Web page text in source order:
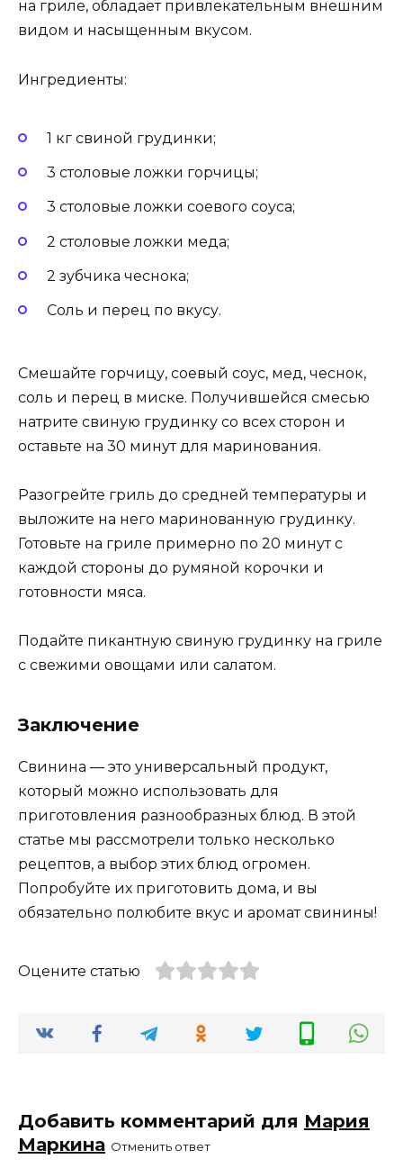
на гриле, обладает привлекательным внешним
видом и насыщенным вкусом.
Ингредиенты:
1 кг свиной грудинки;
3 столовые ложки горчицы;
3 столовые ложки соевого соуса;
2 столовые ложки меда;
2 зубчика чеснока;
Соль и перец по вкусу.
Смешайте горчицу, соевый соус, мед, чеснок,
соль и перец в миске. Получившейся смесью
натрите свиную грудинку со всех сторон и
оставьте на 30 минут для маринования.
Разогрейте гриль до средней температуры и
выложите на него маринованную грудинку.
Готовьте на гриле примерно по 20 минут с
каждой стороны до румяной корочки и
готовности мяса.
Подайте пикантную свиную грудинку на гриле
с свежими овощами или салатом.
Заключение
Свинина — это универсальный продукт,
который можно использовать для
приготовления разнообразных блюд. В этой
статье мы рассмотрели только несколько
рецептов, а выбор этих блюд огромен.
Попробуйте их приготовить дома, и вы
обязательно полюбите вкус и аромат свинины!
Оцените статью
Добавить комментарий для Мария
Маркина Отменить ответ